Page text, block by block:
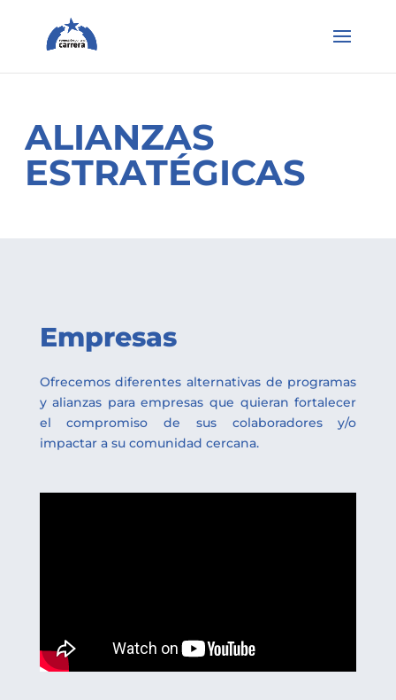
ALIANZAS
ESTRATÉGICAS
Empresas
Ofrecemos diferentes alternativas de programas
y alianzas para empresas que quieran fortalecer
el compromiso de sus colaboradores y/o
impactar a su comunidad cercana.